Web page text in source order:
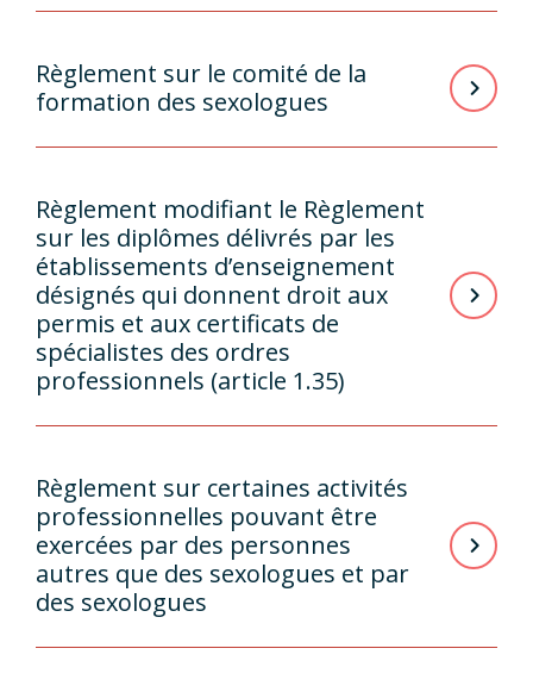
Règlement sur le comité de la
formation des sexologues
Règlement modifiant le Règlement
sur les diplômes délivrés par les
établissements d’enseignement
désignés qui donnent droit aux
permis et aux certificats de
spécialistes des ordres
professionnels (article 1.35)
Règlement sur certaines activités
professionnelles pouvant être
exercées par des personnes
autres que des sexologues et par
des sexologues